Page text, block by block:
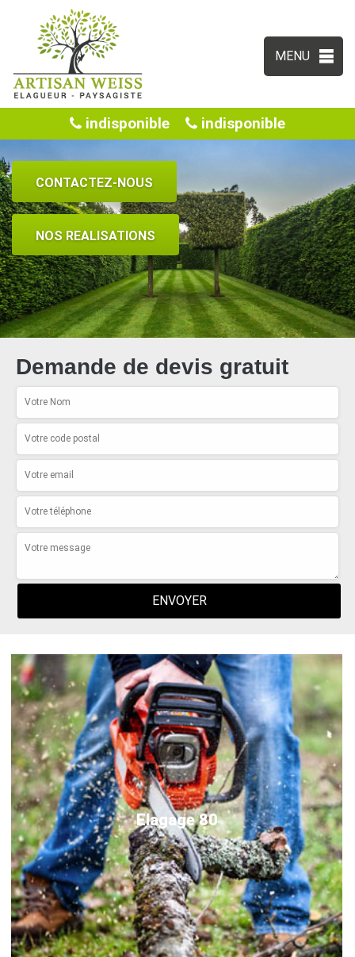
MENU
indisponible indisponible
CONTACTEZ-NOUS
NOS REALISATIONS
Demande de devis gratuit
Elagage 80